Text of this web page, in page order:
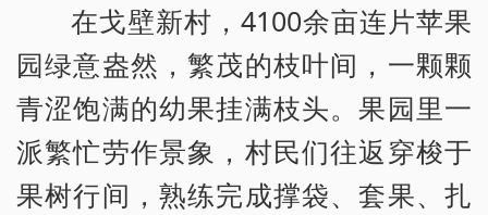
在戈壁新村，4100余亩连片苹果
园绿意盎然，繁茂的枝叶间，一颗颗
青涩饱满的幼果挂满枝头。果园里一
派繁忙劳作景象，村民们往返穿梭于
果树行间，熟练完成撑袋、套果、扎